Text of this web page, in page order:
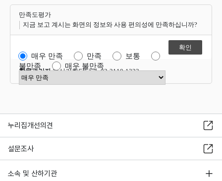
만족도평가
지금 보고 계시는 화면의 정보와 사용 편의성에 만족하십니까?
매우 만족 만족
보통
불만족
매우 불만족
만족도 점수 선택
항목관리자혁신기획담당관 02-2110-1323
누리집개선의견
설문조사
소속 및 산하기관